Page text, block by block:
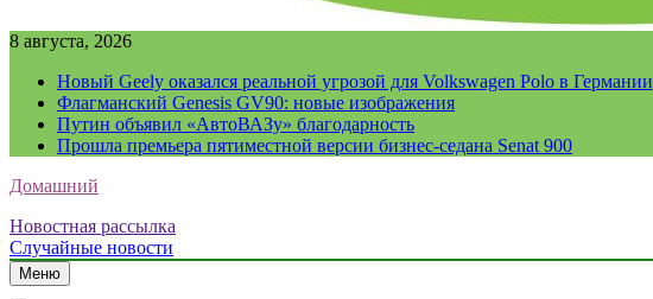
8 августа, 2026
Новый Geely оказался реальной угрозой для Volkswagen Polo в Германии
Флагманский Genesis GV90: новые изображения
Путин объявил «АвтоВАЗу» благодарность
Прошла премьера пятиместной версии бизнес-седана Senat 900
Домашний
Новостная рассылка
Случайные новости
Меню